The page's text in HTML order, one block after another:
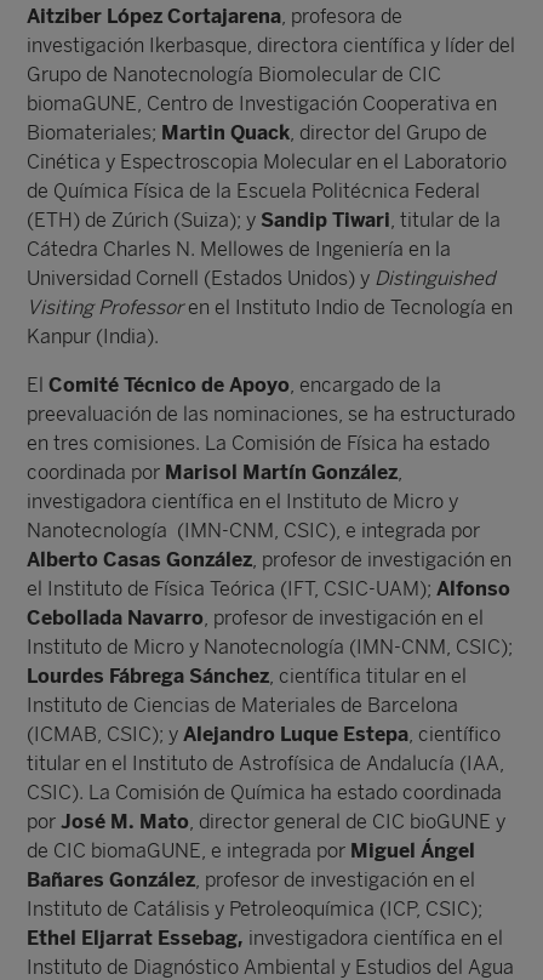
Aitziber López Cortajarena, profesora de
investigación Ikerbasque, directora científica y líder del
Grupo de Nanotecnología Biomolecular de CIC
biomaGUNE, Centro de Investigación Cooperativa en
Biomateriales; Martin Quack, director del Grupo de
Cinética y Espectroscopia Molecular en el Laboratorio
de Química Física de la Escuela Politécnica Federal
(ETH) de Zúrich (Suiza); y Sandip Tiwari, titular de la
Cátedra Charles N. Mellowes de Ingeniería en la
Universidad Cornell (Estados Unidos) y Distinguished
Visiting Professoren el Instituto Indio de Tecnología en
Kanpur (India).
ElComité Técnico de Apoyo, encargado de la
preevaluación de las nominaciones, se ha estructurado
en tres comisiones. La Comisión de Física ha estado
coordinada por Marisol Martín González,
investigadora científica en el Instituto de Micro y
Nanotecnología (IMN-CNM, CSIC), e integrada por
Alberto Casas González, profesor de investigación en
el Instituto de Física Teórica (IFT, CSIC-UAM);Alfonso
Cebollada Navarro, profesor de investigación en el
Instituto de Micro y Nanotecnología (IMN-CNM, CSIC);
Lourdes Fábrega Sánchez, científica titular en el
Instituto de Ciencias de Materiales de Barcelona
(ICMAB, CSIC); yAlejandro Luque Estepa, científico
titular en el Instituto de Astrofísica de Andalucía (IAA,
CSIC). La Comisión de Química ha estado coordinada
porJosé M. Mato, director general de CIC bioGUNE y
de CIC biomaGUNE, e integrada por Miguel Ángel
Bañares González, profesor de investigación en el
Instituto de Catálisis y Petroleoquímica (ICP, CSIC);
Ethel Eljarrat Essebag, investigadora científica en el
Instituto de Diagnóstico Ambiental y Estudios del Agua